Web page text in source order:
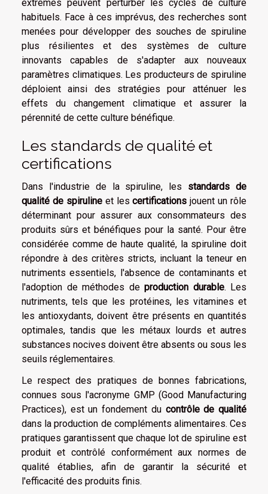
extrêmes peuvent perturber les cycles de culture
habituels. Face à ces imprévus, des recherches sont
menées pour développer des souches de spiruline
plus résilientes et des systèmes de culture
innovants capables de s'adapter aux nouveaux
paramètres climatiques. Les producteurs de spiruline
déploient ainsi des stratégies pour atténuer les
effets du changement climatique et assurer la
pérennité de cette culture bénéfique.
Les standards de qualité et
certifications
Dans l'industrie de la spiruline, les standards de
qualité de spirulineet lescertifications jouent un rôle
déterminant pour assurer aux consommateurs des
produits sûrs et bénéfiques pour la santé. Pour être
considérée comme de haute qualité, la spiruline doit
répondre à des critères stricts, incluant la teneur en
nutriments essentiels, l'absence de contaminants et
l'adoption de méthodes de production durable. Les
nutriments, tels que les protéines, les vitamines et
les antioxydants, doivent être présents en quantités
optimales, tandis que les métaux lourds et autres
substances nocives doivent être absents ou sous les
seuils réglementaires.
Le respect des pratiques de bonnes fabrications,
connues sous l'acronyme GMP (Good Manufacturing
Practices), est un fondement du contrôle de qualité
dans la production de compléments alimentaires. Ces
pratiques garantissent que chaque lot de spiruline est
produit et contrôlé conformément aux normes de
qualité établies, afin de garantir la sécurité et
l'efficacité des produits finis.